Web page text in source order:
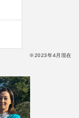
※2023年4月現在